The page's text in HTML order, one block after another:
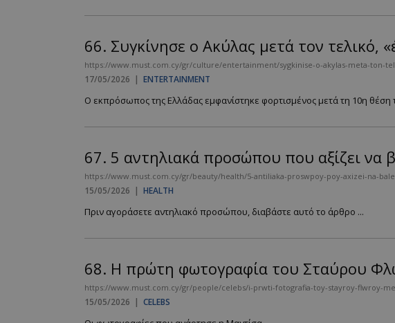
66. Συγκίνησε ο Ακύλας μετά τον τελικό,
https://www.must.com.cy/gr/culture/entertainment/sygkinise-o-akylas-meta-ton-
17/05/2026 | ENTERTAINMENT
Ο εκπρόσωπος της Ελλάδας εμφανίστηκε φορτισμένος μετά τη 10η θέση
67. 5 αντηλιακά προσώπου που αξίζει να
https://www.must.com.cy/gr/beauty/health/5-antiliaka-proswpoy-poy-axizei-na-
15/05/2026 | HEALTH
Πριν αγοράσετε αντηλιακό προσώπου, διαβάστε αυτό το άρθρο ...
68. Η πρώτη φωτογραφία του Σταύρου
https://www.must.com.cy/gr/people/celebs/i-prwti-fotografia-toy-stayroy-flwroy-
15/05/2026 | CELEBS